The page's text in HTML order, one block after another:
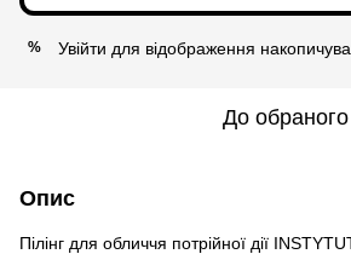
% Увійти для відображення
До обраного
Опис
Пілінг для обличчя потрійної дії